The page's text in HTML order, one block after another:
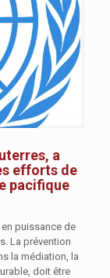
a
efforts de
pacifique
en puissance de
La prévention
la médiation, la
doit être